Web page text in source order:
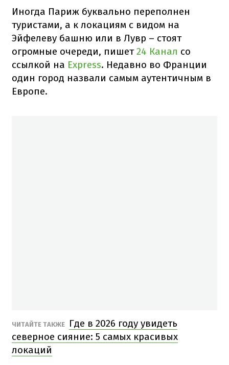
Иногда Париж буквально переполнен
туристами, а к локациям с видом на
Эйфелеву башню или в Лувр – стоят
огромные очереди, пишет24 Канал со
ссылкой на Express. Недавно во Франции
один город назвали самым аутентичным в
Европе.
ЧИТАЙТЕ ТАКЖЕ
Где в 2026 году увидеть
северное сияние: 5 самых красивых
локаций